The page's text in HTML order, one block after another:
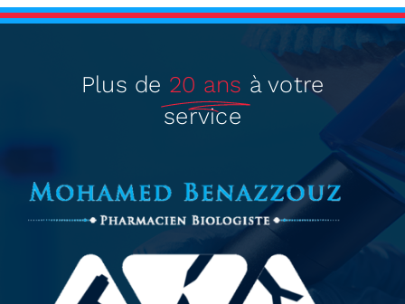
Plus de 20 ans à votre
service